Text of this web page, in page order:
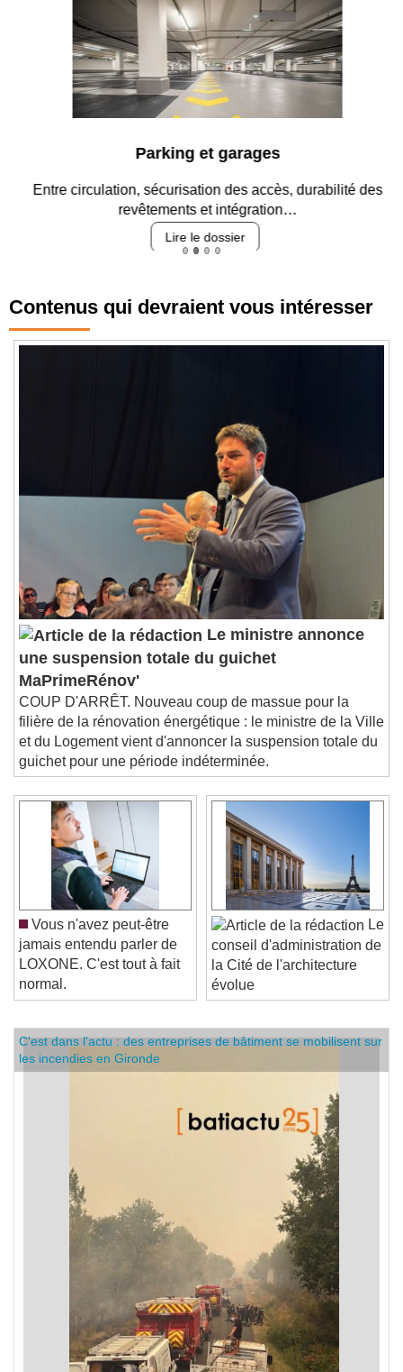
Parking et garages
Entre circulation, sécurisation des accès, durabilité des
revêtements et intégration…
Lire le dossier
Contenus qui devraient vous intéresser
Le ministre annonce
une suspension totale du guichet
MaPrimeRénov'
COUP D'ARRÊT. Nouveau coup de massue pour la
filière de la rénovation énergétique : le ministre de la Ville
et du Logement vient d'annoncer la suspension totale du
guichet pour une période indéterminée.
Vous n'avez peut-être
jamais entendu parler de
LOXONE. C'est tout à fait
normal.
Le
conseil d'administration de
la Cité de l'architecture
évolue
C'est dans l'actu : des entreprises de bâtiment se mobilisent sur
les incendies en Gironde